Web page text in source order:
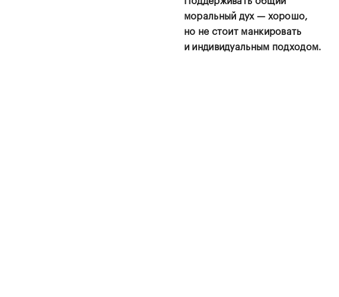
моральный дух — хорошо,
но не стоит манкировать
и индивидуальным подходом.